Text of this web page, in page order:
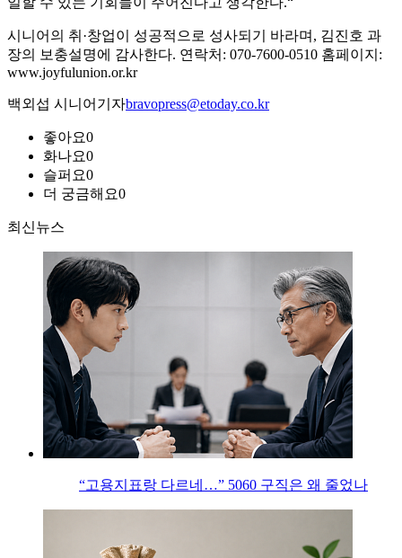
시니어의 취·창업이 성공적으로 성사되기 바라며, 김진호 과
장의 보충설명에 감사한다. 연락처: 070-7600-0510 홈페이지:
www.joyfulunion.or.kr
백외섭 시니어기자bravopress@etoday.co.kr
좋아요0
화나요0
슬퍼요0
더 궁금해요0
최신뉴스
“고용지표랑 다르네…” 5060 구직은 왜 줄었나